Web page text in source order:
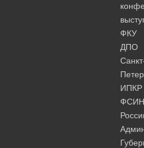
ФКУ
ДПО
ИПКР
ФСИН